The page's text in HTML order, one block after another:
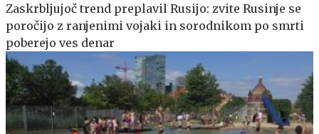
Zaskrbljujoč trend preplavil Rusijo: zvite Rusinje se
poročijo z ranjenimi vojaki in sorodnikom po smrti
poberejo ves denar